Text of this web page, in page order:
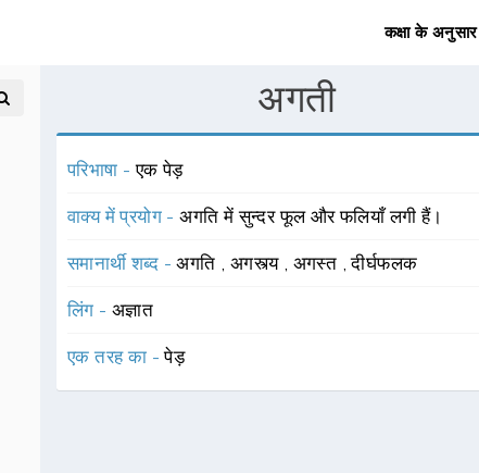
कक्षा के अनुसार
अगती
परिभाषा -एक पेड़
वाक्य में प्रयोग -अगति में सुन्दर फूल और फलियाँ लगी हैं।
समानार्थी शब्द -अगति , अगस्त्य , अगस्त ,दीर्घफलक
लिंग - अज्ञात
एक तरह का -पेड़